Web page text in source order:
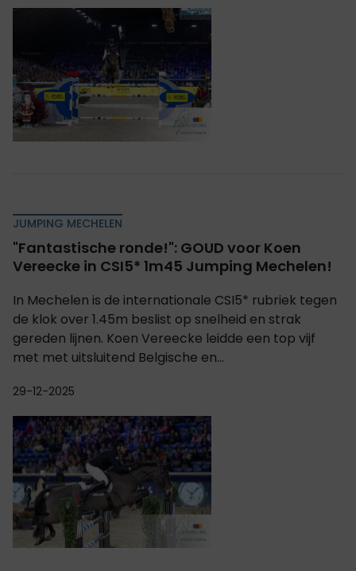
JUMPING MECHELEN
"Fantastische ronde!": GOUD voor Koen
Vereecke in CSI5* 1m45 Jumping Mechelen!
In Mechelen is de internationale CSI5* rubriek tegen
de klok over 1.45m beslist op snelheid en strak
gereden lijnen. Koen Vereecke leidde een top vijf
met met uitsluitend Belgische en...
29-12-2025